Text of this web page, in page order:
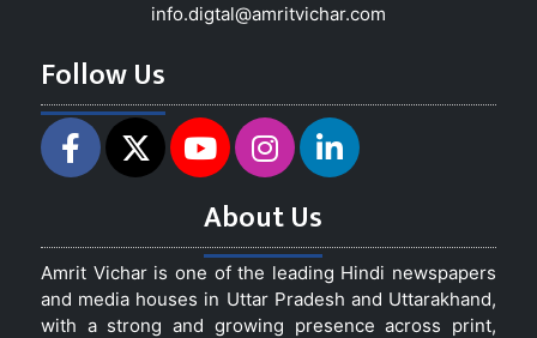
info.digtal@amritvichar.com
Follow Us
About Us
Amrit Vichar is one of the leading Hindi newspapers
and media houses in Uttar Pradesh and Uttarakhand,
with a strong and growing presence across print,